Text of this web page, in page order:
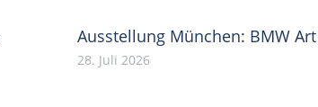
Ausstellung München: BMW Art
28. Juli 2026